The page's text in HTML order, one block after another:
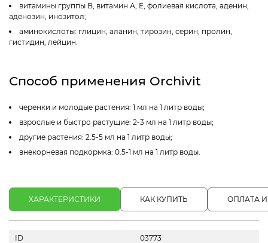
витамины группы B, витамин А, Е, фолиевая кислота, аденин,
аденозин, инозитол;
аминокислоты: глицин, аланин, тирозин, серин, пролин,
гистидин, лейцин.
Способ применения Orchivit
черенки и молодые растения: 1 мл на 1 литр воды;
взрослые и быстро растущие: 2-3 мл на 1 литр воды;
другие растения: 2.5-5 мл на 1 литр воды;
внекорневая подкормка: 0.5-1 мл на 1 литр воды.
ХАРАКТЕРИСТИКИ КАК КУПИТЬ ОПЛАТА
ID
03773